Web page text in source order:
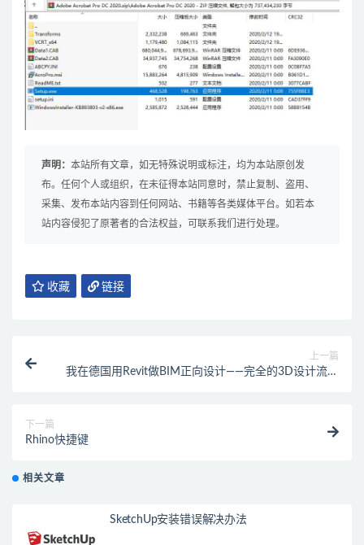
声明： 本站所有文章，如无特殊说明或标注，均为本站原创发
布。任何个人或组织，在未征得本站同意时，禁止复制、盗用、
采集、发布本站内容到任何网站、书籍等各类媒体平台。如若本
站内容侵犯了原著者的合法权益，可联系我们进行处理。
收藏 链接
上一篇
我在德国用Revit做BIM正向设计——完全的3D设计流程
下一篇
Rhino快捷键
相关文章
SketchUp安装错误解决办法